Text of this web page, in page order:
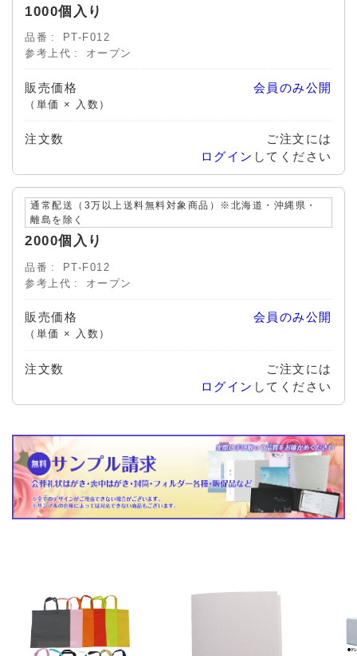
1000個入り
品番
PT-F012
参考上代
オープン
販売価格
（単価 × 入数）
会員のみ公開
注文数
ご注文には
ログイン してください
通常配送（3万以上送料無料対象商品）※北海道・沖縄県・
離島を除く
2000個入り
品番
PT-F012
参考上代
オープン
販売価格
（単価 × 入数）
会員のみ公開
注文数
ご注文には
ログイン してください